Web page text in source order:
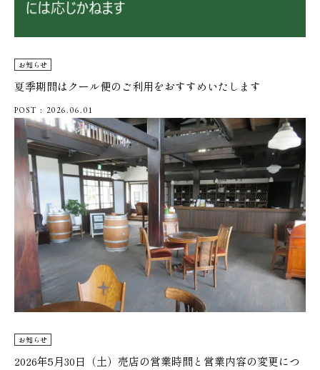
お知らせ
夏季期間はクール便のご利用をおすすめいたします
POST : 2026.06.01
お知らせ
2026年5月30日（土）売店の営業時間と営業内容の変更につ